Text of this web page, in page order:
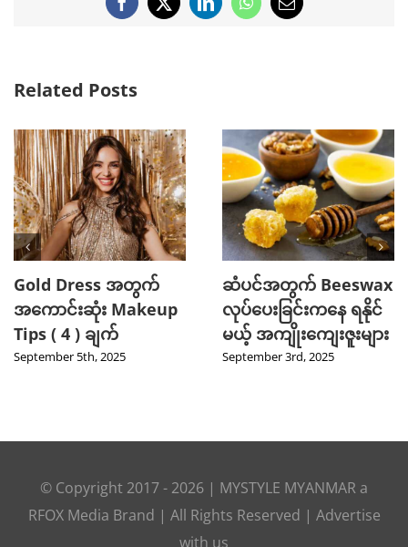
Facebook
X LinkedInWhatsApp
Email
Related Posts
Gold Dress အတွက်
အကောင်းဆုံး Makeup
Tips ( 4 ) ချက်
September 5th, 2025
ဆံပင်အတွက် Beeswax
လုပ်ပေးခြင်းကနေ ရနိုင်
မယ့် အကျိုးကျေးဇူးများ
September 3rd, 2025
© Copyright 2017 - 2026 | MYSTYLE MYANMAR a
RFOX Media Brand | All Rights Reserved | Advertise
with us